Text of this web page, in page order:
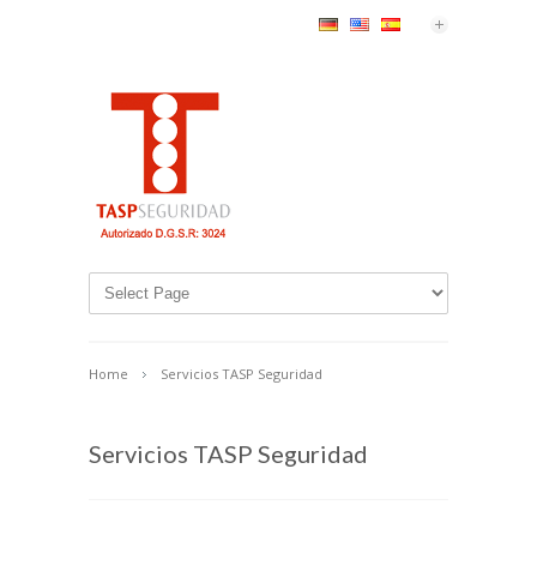
Home Servicios TASP Seguridad
Servicios TASP Seguridad